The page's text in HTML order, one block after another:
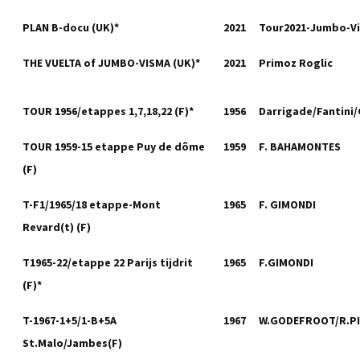
PLAN B-docu (UK)* 2021 Tour2021-Jumbo-
THE VUELTA of JUMBO-VISMA (UK)* 2021 Primoz Roglic
TOUR 1956/etappes 1,7,18,22 (F)* 1956 Darrigade/Fantini/
TOUR 1959-15 etappe Puy de dôme
(F)
1959 F. BAHAMONTES
T-F1/1965/18 etappe-Mont
Revard(t) (F)
1965 F. GIMONDI
T1965-22/etappe 22 Parijs tijdrit
(F)*
1965 F.GIMONDI
T-1967-1+5/1-B+5A
St.Malo/Jambes(F)
1967 W.GODEFROOT/